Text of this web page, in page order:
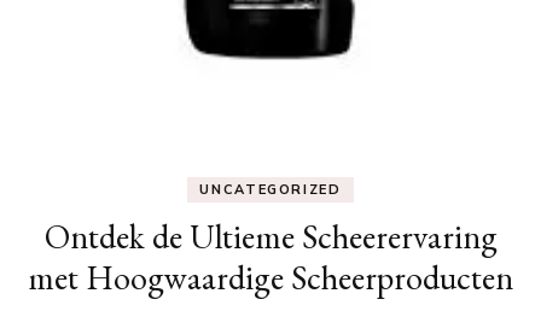
UNCATEGORIZED
Ontdek de Ultieme Scheerervaring
met Hoogwaardige Scheerproducten